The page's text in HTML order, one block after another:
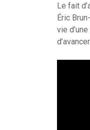
Le fait
Éric
vie
d’avancer.